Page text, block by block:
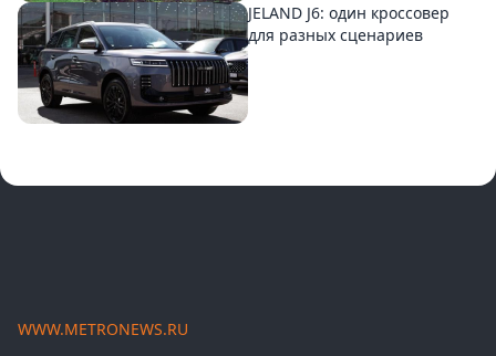
JELAND J6: один кроссовер
для разных сценариев
WWW.METRONEWS.RU